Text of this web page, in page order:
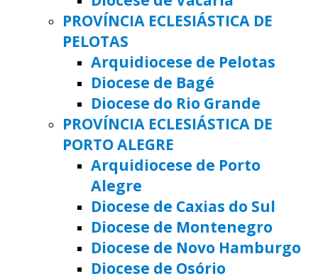
PROVÍNCIA ECLESIÁSTICA DE
PELOTAS
Arquidiocese de Pelotas
Diocese de Bagé
Diocese do Rio Grande
PROVÍNCIA ECLESIÁSTICA DE
PORTO ALEGRE
Arquidiocese de Porto
Alegre
Diocese de Caxias do Sul
Diocese de Montenegro
Diocese de Novo Hamburgo
Diocese de Osório